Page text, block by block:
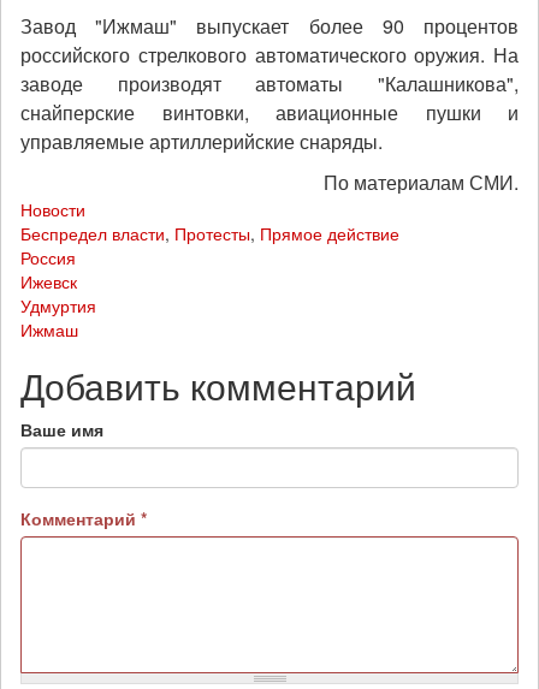
Завод "Ижмаш" выпускает более 90 процентов
российского стрелкового автоматического оружия. На
заводе производят автоматы "Калашникова",
снайперские винтовки, авиационные пушки и
управляемые артиллерийские снаряды.
По материалам СМИ.
Новости
Беспредел власти, Протесты, Прямое действие
Россия
Ижевск
Удмуртия
Ижмаш
Добавить комментарий
Ваше имя
Комментарий *